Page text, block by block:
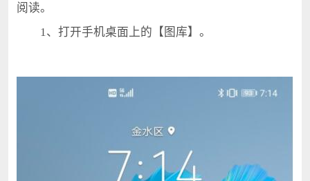
阅读。
1、打开手机桌面上的【图库】。